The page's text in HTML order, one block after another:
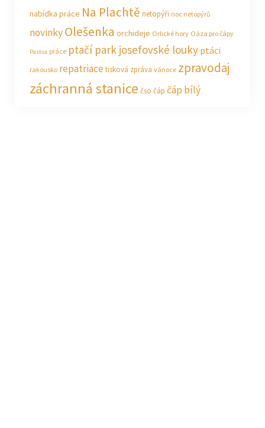
nabídka práce Na Plachtě netopýři noc netopýrů
novinkyOlešenka orchideje Orlické hory Oáza pro čápy
Pastva práce ptačí park josefovské louky ptáci
rakousko repatriacetisková zpráva vánoce zpravodaj
záchranná stanice čso čáp čáp bílý